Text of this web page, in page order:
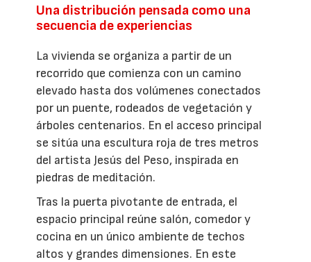
Una distribución pensada como una
secuencia de experiencias
La vivienda se organiza a partir de un
recorrido que comienza con un camino
elevado hasta dos volúmenes conectados
por un puente, rodeados de vegetación y
árboles centenarios. En el acceso principal
se sitúa una escultura roja de tres metros
del artista Jesús del Peso, inspirada en
piedras de meditación.
Tras la puerta pivotante de entrada, el
espacio principal reúne salón, comedor y
cocina en un único ambiente de techos
altos y grandes dimensiones. En este